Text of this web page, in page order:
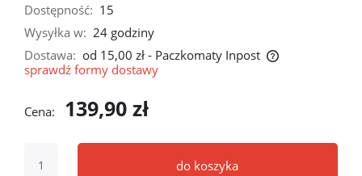
Dostępność: 15
Wysyłka w: 24 godziny
Dostawa: od 15,00 zł - Paczkomaty Inpost
Cena nie zawiera ewentualnych kosztów płatności
sprawdź formy dostawy
Cena: 139,90 zł
do koszyka